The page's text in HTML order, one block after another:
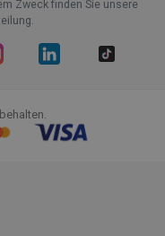
Zweck finden Sie unsere